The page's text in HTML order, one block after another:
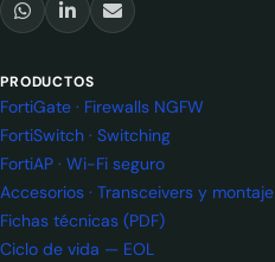
PRODUCTOS
FortiGate · Firewalls NGFW
FortiSwitch · Switching
FortiAP · Wi-Fi seguro
Accesorios · Transceivers y montaje
Fichas técnicas (PDF)
Ciclo de vida — EOL